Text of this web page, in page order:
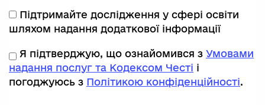
Підтримайте дослідження у сфері освіти
шляхом надання додаткової інформації
Я підтверджую, що ознайомився з Умовами
надання послуг та Кодексом Честі і
погоджуюсь з Політикою конфіденційності.